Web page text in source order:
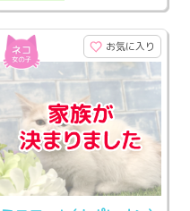
お気に入り